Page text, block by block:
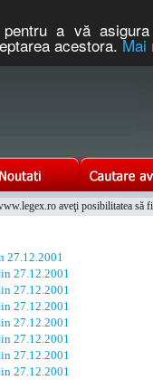
a vă
acestora.Mai
aveţi posibilitatea să
27.12.2001
27.12.2001
27.12.2001
27.12.2001
27.12.2001
27.12.2001
27.12.2001
27.12.2001